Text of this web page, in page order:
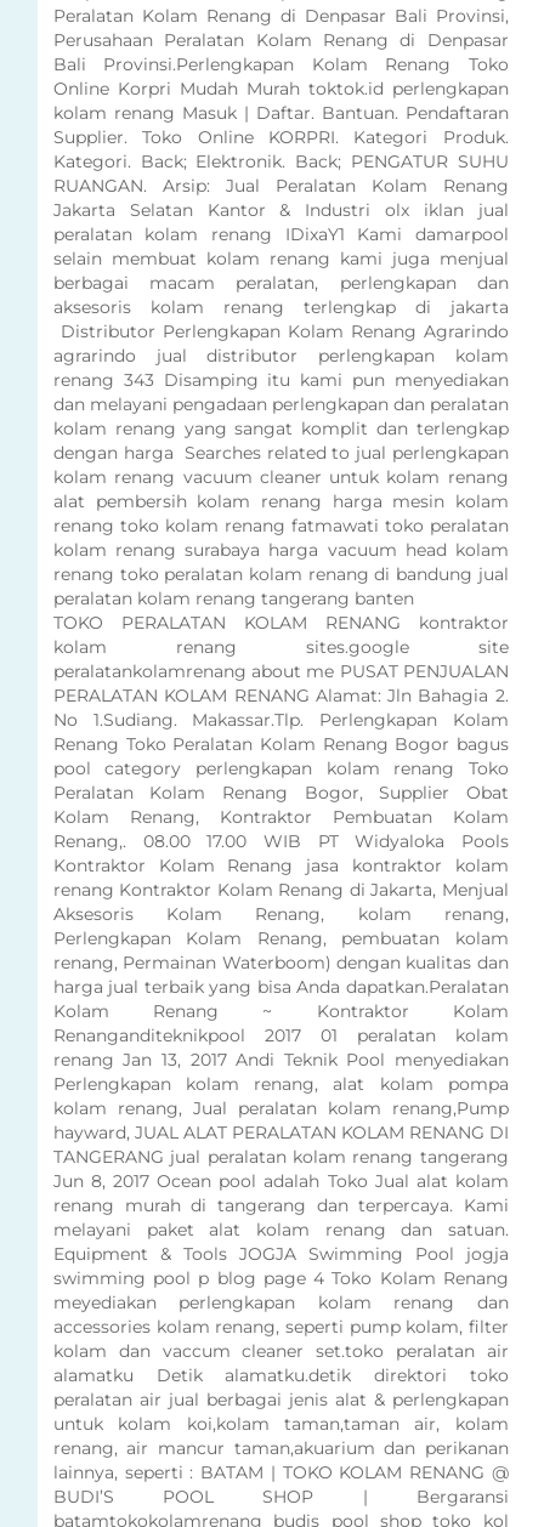
Peralatan Kolam Renang di Denpasar Bali Provinsi,
Perusahaan Peralatan Kolam Renang di Denpasar
Bali Provinsi.Perlengkapan Kolam Renang Toko
Online Korpri Mudah Murah toktok.id perlengkapan
kolam renang Masuk | Daftar. Bantuan. Pendaftaran
Supplier. Toko Online KORPRI. Kategori Produk.
Kategori. Back; Elektronik. Back; PENGATUR SUHU
RUANGAN. Arsip: Jual Peralatan Kolam Renang
Jakarta Selatan Kantor & Industri olx iklan jual
peralatan kolam renang IDixaY1 Kami damarpool
selain membuat kolam renang kami juga menjual
berbagai macam peralatan, perlengkapan dan
aksesoris kolam renang terlengkap di jakarta
Distributor Perlengkapan Kolam Renang Agrarindo
agrarindo jual distributor perlengkapan kolam
renang 343 Disamping itu kami pun menyediakan
dan melayani pengadaan perlengkapan dan peralatan
kolam renang yang sangat komplit dan terlengkap
dengan harga Searches related to jual perlengkapan
kolam renang vacuum cleaner untuk kolam renang
alat pembersih kolam renang harga mesin kolam
renang toko kolam renang fatmawati toko peralatan
kolam renang surabaya harga vacuum head kolam
renang toko peralatan kolam renang di bandung jual
peralatan kolam renang tangerang banten
TOKO PERALATAN KOLAM RENANG kontraktor
kolam renang sites.google site
peralatankolamrenang about me PUSAT PENJUALAN
PERALATAN KOLAM RENANG Alamat: Jln Bahagia 2.
No 1.Sudiang. Makassar.Tlp. Perlengkapan Kolam
Renang Toko Peralatan Kolam Renang Bogor bagus
pool category perlengkapan kolam renang Toko
Peralatan Kolam Renang Bogor, Supplier Obat
Kolam Renang, Kontraktor Pembuatan Kolam
Renang,. 08.00 17.00 WIB PT Widyaloka Pools
Kontraktor Kolam Renang jasa kontraktor kolam
renang Kontraktor Kolam Renang di Jakarta, Menjual
Aksesoris Kolam Renang, kolam renang,
Perlengkapan Kolam Renang, pembuatan kolam
renang, Permainan Waterboom) dengan kualitas dan
harga jual terbaik yang bisa Anda dapatkan.Peralatan
Kolam Renang ~ Kontraktor Kolam
Renanganditeknikpool 2017 01 peralatan kolam
renang Jan 13, 2017 Andi Teknik Pool menyediakan
Perlengkapan kolam renang, alat kolam pompa
kolam renang, Jual peralatan kolam renang,Pump
hayward, JUAL ALAT PERALATAN KOLAM RENANG DI
TANGERANG jual peralatan kolam renang tangerang
Jun 8, 2017 Ocean pool adalah Toko Jual alat kolam
renang murah di tangerang dan terpercaya. Kami
melayani paket alat kolam renang dan satuan.
Equipment & Tools JOGJA Swimming Pool jogja
swimming pool p blog page 4 Toko Kolam Renang
meyediakan perlengkapan kolam renang dan
accessories kolam renang, seperti pump kolam, filter
kolam dan vaccum cleaner set.toko peralatan air
alamatku Detik alamatku.detik direktori toko
peralatan air jual berbagai jenis alat & perlengkapan
untuk kolam koi,kolam taman,taman air, kolam
renang, air mancur taman,akuarium dan perikanan
lainnya, seperti : BATAM | TOKO KOLAM RENANG @
BUDI’S POOL SHOP | Bergaransi
batamtokokolamrenang budis pool shop toko kol